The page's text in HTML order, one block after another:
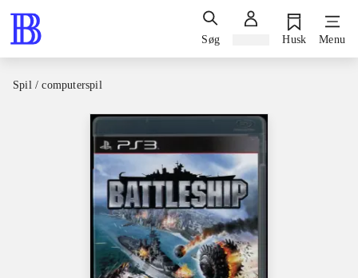
Søg Husk Menu
Spil / computerspil